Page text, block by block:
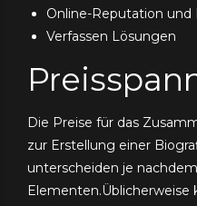
Online-Reputation und
Verfassen Lösungen
Die Preise für das
zur Erstellung einer
unterscheiden je
Elementen.Üblicherweise